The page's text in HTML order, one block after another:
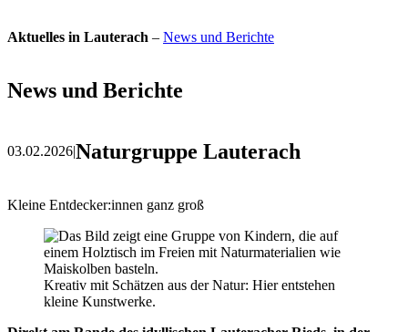
Aktuelles in Lauterach – News und Berichte
News und Berichte
03.02.2026|Naturgruppe Lauterach
Kleine Entdecker:innen ganz groß
Kreativ mit Schätzen aus der Natur: Hier entstehen
kleine Kunstwerke.